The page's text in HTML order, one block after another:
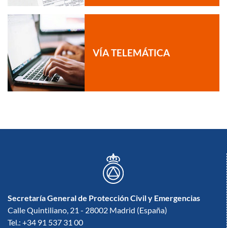
VÍA TELEMÁTICA
Secretaría General de Protección Civil y Emergencias
Calle Quintiliano, 21 - 28002 Madrid (España)
Tel.: +34 91 537 31 00